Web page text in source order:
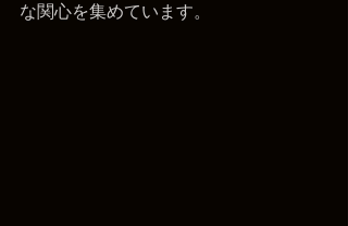
な関心を集めています。